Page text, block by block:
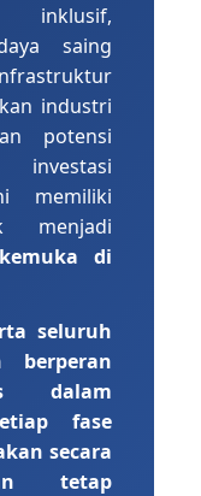
inklusif,
saing
industri
potensi
investasi
memiliki
menjadi
di
seluruh
berperan
dalam
fase
secara
tetap